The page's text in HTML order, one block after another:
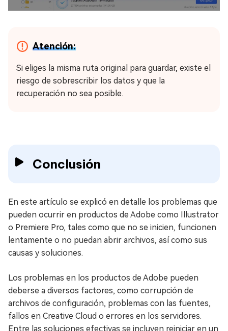
Atención:
Si eliges la misma ruta original para guardar, existe el
riesgo de sobrescribir los datos y que la
recuperación no sea posible.
Conclusión
En este artículo se explicó en detalle los problemas que
pueden ocurrir en productos de Adobe como Illustrator
o Premiere Pro, tales como que no se inicien, funcionen
lentamente o no puedan abrir archivos, así como sus
causas y soluciones.
Los problemas en los productos de Adobe pueden
deberse a diversos factores, como corrupción de
archivos de configuración, problemas con las fuentes,
fallos en Creative Cloud o errores en los servidores.
Entre las soluciones efectivas se incluyen reiniciar en un